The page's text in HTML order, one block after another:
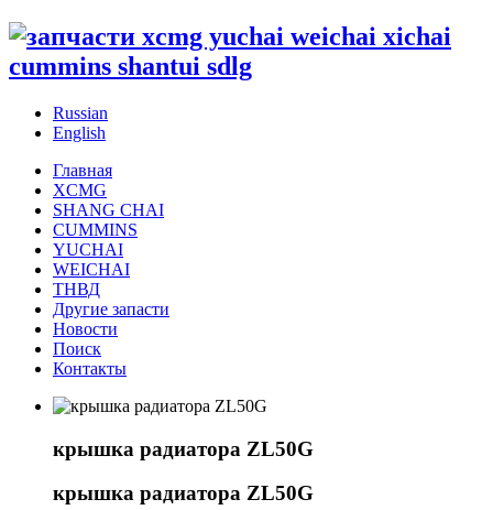
Russian
English
Главная
XCMG
SHANG CHAI
CUMMINS
YUCHAI
WEICHAI
ТНВД
Другие запасти
Новости
Поиск
Контакты
крышка радиатора ZL50G
крышка радиатора ZL50G